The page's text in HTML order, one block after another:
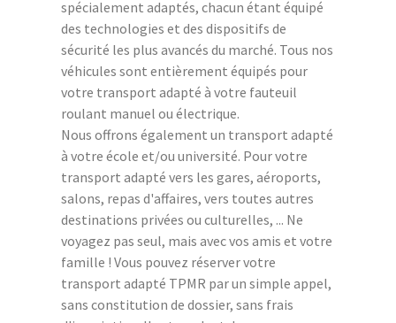
spécialement adaptés, chacun étant équipé
des technologies et des dispositifs de
sécurité les plus avancés du marché. Tous nos
véhicules sont entièrement équipés pour
votre transport adapté à votre fauteuil
roulant manuel ou électrique.
Nous offrons également un transport adapté
à votre école et/ou université. Pour votre
transport adapté vers les gares, aéroports,
salons, repas d'affaires, vers toutes autres
destinations privées ou culturelles, ... Ne
voyagez pas seul, mais avec vos amis et votre
famille ! Vous pouvez réserver votre
transport adapté TPMR par un simple appel,
sans constitution de dossier, sans frais